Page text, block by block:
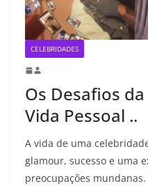
CELEBRIDADES
Os Desafios
Vida Pessoal ..
A vida de uma
glamour, sucesso e uma
preocupações mundanas.